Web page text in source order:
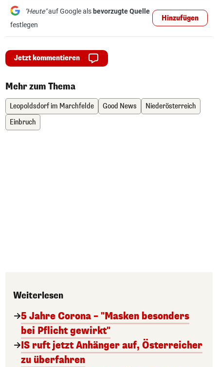
"Heute"auf Google als bevorzugte Quelle
festlegen
Hinzufügen
Jetzt kommentieren
Mehr zum Thema
Leopoldsdorf im Marchfelde Good News
Niederösterreich
Einbruch
Weiterlesen
5 Jahre Corona – "Masken besonders
bei Pflicht gewirkt"
IS ruft jetzt Anhänger auf, Österreicher
zu überfahren